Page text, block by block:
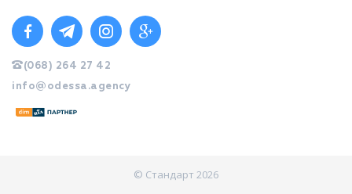
(068) 264 27 42
info@odessa.agency
© Стандарт 2026